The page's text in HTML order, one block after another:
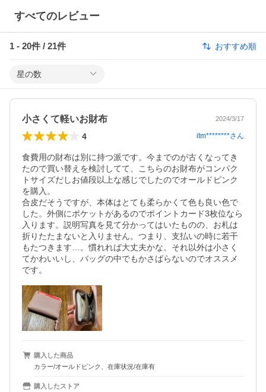
すべてのレビュー
1 - 20件 / 21件 おすすめ順
星の数
小さくて軽いお財布 2024/3/17
4 itm********さん
食費用の財布は別に持つ派です。今までのが古くなってき
たので買い替えを検討してて、こちらのお財布がコンパク
トサイズだしお値段以上な感じでしたのでオールドピンク
を購入。
合皮だそうですが、本体はとても柔らかくて色も良い色で
した。外側にポケットがあるのでポイントカード3枚位なら
入ります。説明写真を見て分かってはいたものの、お札は
折りたたまないと入りません。つまり、支払いの時に若干
もたつきます…。慣れれば大丈夫かな。それ以外は小さく
てかわいいし、バッグの中でもかさばらないのでオススメ
です。
購入した商品
カラー/オールドピンク、在庫状況/在庫有
購入したストア